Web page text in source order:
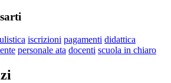
iscrizioni pagamenti didattica
personale ata docenti scuola in chiaro